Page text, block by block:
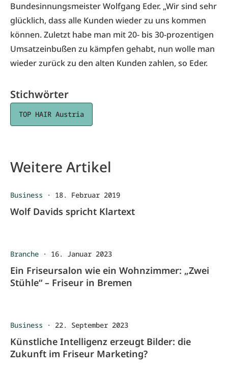
Bundesinnungsmeister Wolfgang Eder. „Wir sind sehr
glücklich, dass alle Kunden wieder zu uns kommen
können. Zuletzt habe man mit 20- bis 30-prozentigen
Umsatzeinbußen zu kämpfen gehabt, nun wolle man
wieder zurück zu den alten Kunden zahlen, so Eder.
Stichwörter
TOP HAIR Austria
Weitere Artikel
Business · 18. Februar 2019
Wolf Davids spricht Klartext
Branche · 16. Januar 2023
Ein Friseursalon wie ein Wohnzimmer: „Zwei
Stühle“ – Friseur in Bremen
Business · 22. September 2023
Künstliche Intelligenz erzeugt Bilder: die
Zukunft im Friseur Marketing?